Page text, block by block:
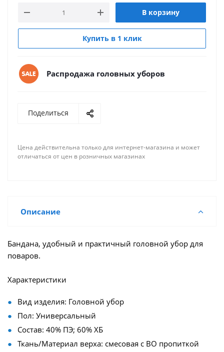
В корзину
Купить в 1 клик
Распродажа головных уборов
Поделиться
Цена действительна только для интернет-магазина и может
отличаться от цен в розничных магазинах
Описание
Бандана, удобный и практичный головной убор для
поваров.
Характеристики
Вид изделия: Головной убор
Пол: Универсальный
Состав: 40% ПЭ; 60% ХБ
Ткань/Материал верха: смесовая с ВО пропиткой